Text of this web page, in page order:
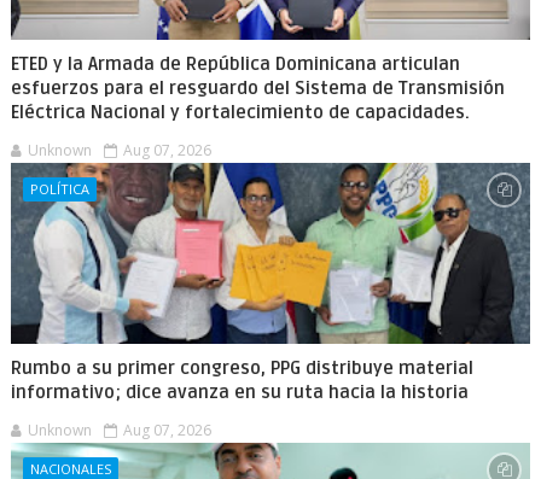
ETED y la Armada de República Dominicana articulan
esfuerzos para el resguardo del Sistema de Transmisión
Eléctrica Nacional y fortalecimiento de capacidades.
Unknown Aug 07, 2026
POLÍTICA
Rumbo a su primer congreso, PPG distribuye material
informativo; dice avanza en su ruta hacia la historia
Unknown Aug 07, 2026
NACIONALES